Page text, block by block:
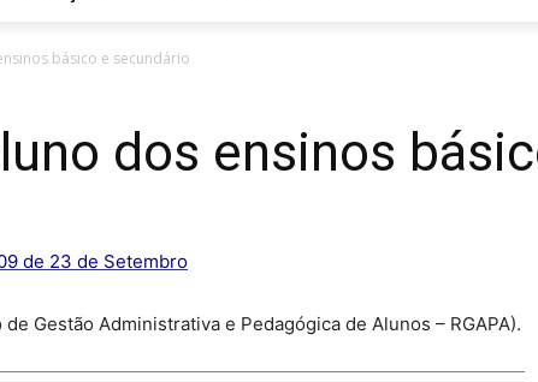
básico e secundário
dos ensinos
de 23 de Setembro
Gestão Administrativa e Pedagógica de Alunos – RGAPA).